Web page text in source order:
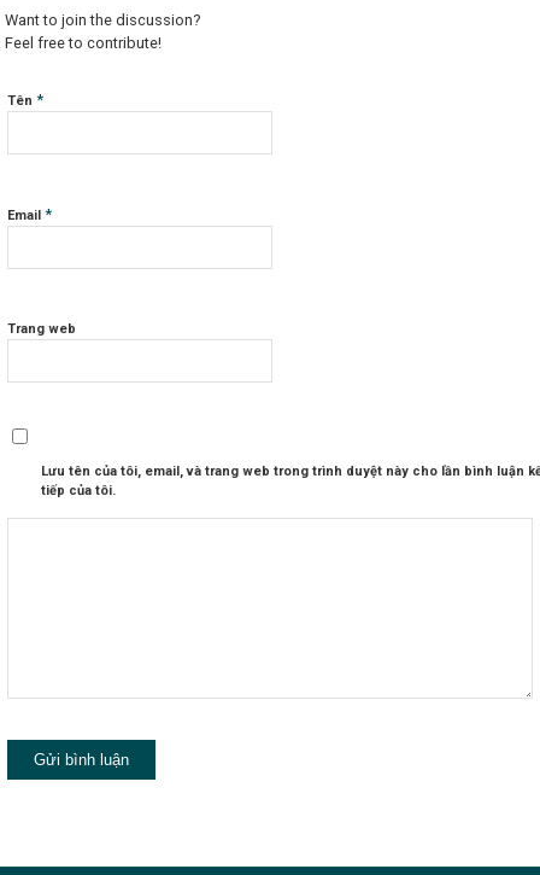
Want to join the discussion?
Feel free to contribute!
Tên*
Email*
Trang web
Lưu tên của tôi, email, và trang web trong trình duyệt này cho lần bình luận
tiếp của tôi.